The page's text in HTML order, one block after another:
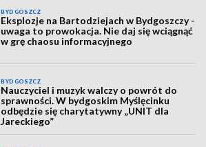
BYDGOSZCZ
Eksplozje na Bartodziejach w Bydgoszczy -
uwaga to prowokacja. Nie daj się wciągnąć
w grę chaosu informacyjnego
BYDGOSZCZ
Nauczyciel i muzyk walczy o powrót do
sprawności. W bydgoskim Myślęcinku
odbędzie się charytatywny „UNIT dla
Jareckiego”